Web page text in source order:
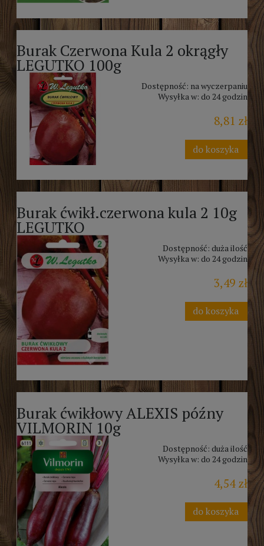
Burak Czerwona Kula 2 okrągły
LEGUTKO 100g
Dostępność: na wyczerpaniu
Wysyłka w: do 24 godzin
8,81 zł
do koszyka
Burak ćwikł.czerwona kula 2 10g
LEGUTKO
Dostępność: duża ilość
Wysyłka w: do 24 godzin
3,49 zł
do koszyka
Burak ćwikłowy ALEXIS późny
VILMORIN 10g
Dostępność: duża ilość
Wysyłka w: do 24 godzin
4,54 zł
do koszyka